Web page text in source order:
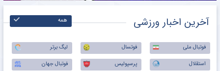
آخرین اخبار ورزشی همه
فوتبال ملی فوتسال
لیگ برتر
استقلال
پرسپولیس
فوتبال جهان